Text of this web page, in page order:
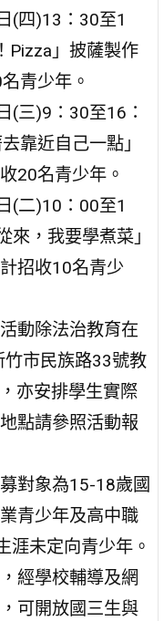
(四)13：30至1
Pizza」披薩製作
青少年。
(三)9：30至16：
靠近自己一點」
20名青少年。
(二)10：00至1
來，我要學煮菜」
招收10名青少
動除法治教育在
市民族路33號教
亦安排學生實際
點請參照活動報
對象為15-18歲國
青少年及高中職
涯未定向青少年。
經學校輔導及網
可開放國三生與